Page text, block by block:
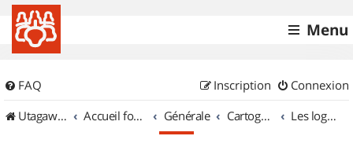
Menu
FAQ Connexion
Inscription
UtagawaVTT (Randos VTT et VTTAE avec traces GPS)
Accueil forum Générale Cartographie et GPS Les logiciels